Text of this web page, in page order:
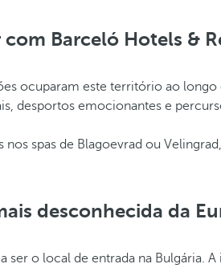
Barceló Hotels &
ocuparam este território ao
desportos emocionantes e
spas de Blagoevrad ou
desconhecida da
o local de entrada na Bulgária.